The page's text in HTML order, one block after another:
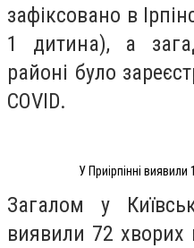
зафіксовано в
1 дитина), а
районі було
COVID.
У Приірпінні
Загалом у
виявили 72 хворих